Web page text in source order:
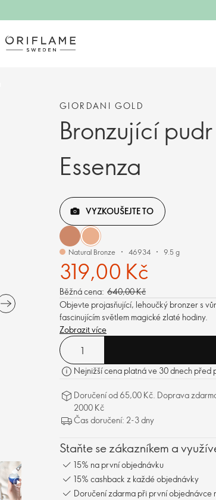
GIORDANI GOLD
Bronzující
Essenza
VYZKOUŠEJTE TO
Natural Bronze 46934 9.5 g
319,00 Kč
Běžná cena: 640,00 Kč
Objevte projasňující, lehoučký bronzer s
fascinujícím světlem magické zlaté hodiny.
Zobrazit více
Nejnižší cena platná ve 30 dnech
Doručení od 65,00 Kč. Doprava
2000 Kč
Čas doručení: 2-3 dny
Staňte se zákazníkem a
15% na první objednávku
15% cashback z každé objednávky
Doručení zdarma při první objednávce